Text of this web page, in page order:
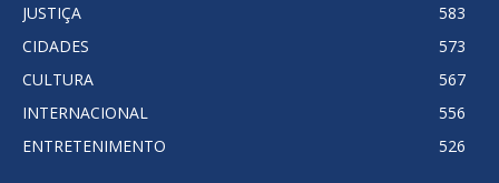
JUSTIÇA
583
CIDADES
573
CULTURA
567
INTERNACIONAL
556
ENTRETENIMENTO
526